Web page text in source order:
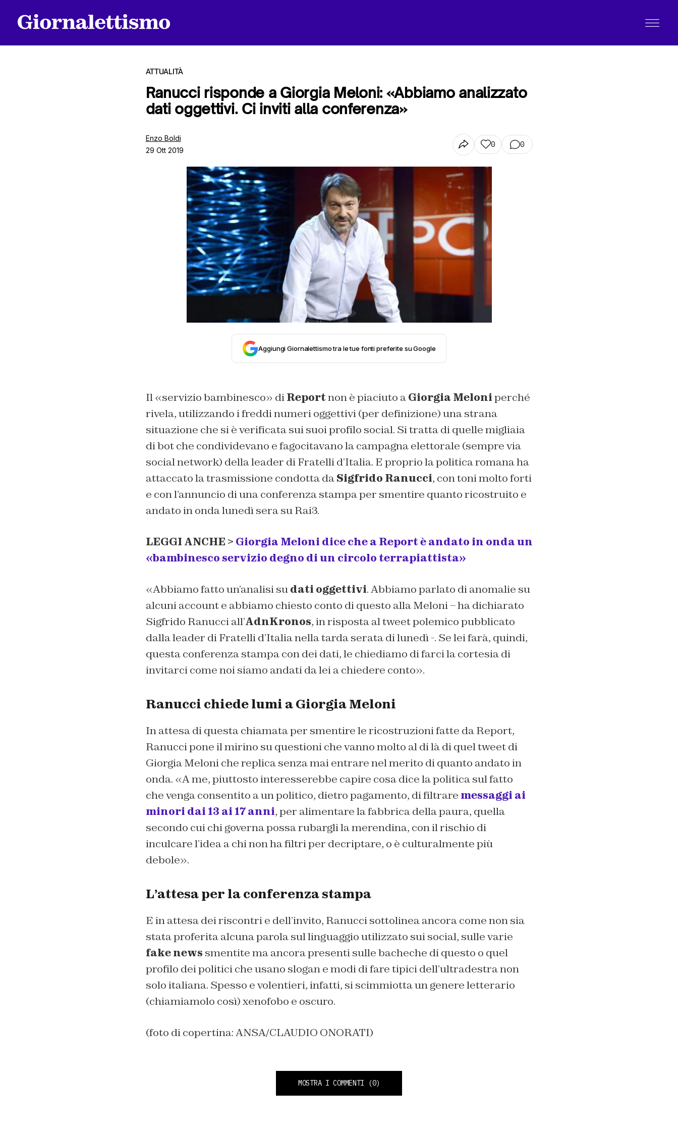
ATTUALITÀ
Ranucci risponde a Giorgia Meloni: «Abbiamo analizzato
dati oggettivi. Ci inviti alla conferenza»
Enzo Boldi
29 Ott 2019
0 0
Aggiungi Giornalettismo tra le tue fonti preferite su Google
Il «servizio bambinesco» diReportnon è piaciuto aGiorgia Meloniperché
rivela, utilizzando i freddi numeri oggettivi (per definizione) una strana
situazione che si è verificata sui suoi profilo social. Si tratta di quelle migliaia
di bot che condividevano e fagocitavano la campagna elettorale (sempre via
social network) della leader di Fratelli d’Italia. E proprio la politica romana ha
attaccato la trasmissione condotta daSigfrido Ranucci, con toni molto forti
e con l’annuncio di una conferenza stampa per smentire quanto ricostruito e
andato in onda lunedì sera su Rai3.
LEGGI ANCHE > Giorgia Meloni dice che a Report è andato in onda un
«bambinesco servizio degno di un circolo terrapiattista»
«Abbiamo fatto un’analisi sudati oggettivi. Abbiamo parlato di anomalie su
alcuni account e abbiamo chiesto conto di questo alla Meloni – ha dichiarato
Sigfrido Ranucci all’AdnKronos, in risposta al tweet polemico pubblicato
dalla leader di Fratelli d’Italia nella tarda serata di lunedì -. Se lei farà, quindi,
questa conferenza stampa con dei dati, le chiediamo di farci la cortesia di
invitarci come noi siamo andati da lei a chiedere conto».
Ranucci chiede lumi a Giorgia Meloni
In attesa di questa chiamata per smentire le ricostruzioni fatte da Report,
Ranucci pone il mirino su questioni che vanno molto al di là di quel tweet di
Giorgia Meloni che replica senza mai entrare nel merito di quanto andato in
onda. «A me, piuttosto interesserebbe capire cosa dice la politica sul fatto
che venga consentito a un politico, dietro pagamento, di filtrare messaggi ai
minori dai 13 ai 17 anni, per alimentare la fabbrica della paura, quella
secondo cui chi governa possa rubargli la merendina, con il rischio di
inculcare l’idea a chi non ha filtri per decriptare, o è culturalmente più
debole».
L’attesa per la conferenza stampa
E in attesa dei riscontri e dell’invito, Ranucci sottolinea ancora come non sia
stata proferita alcuna parola sul linguaggio utilizzato sui social, sulle varie
fake news smentite ma ancora presenti sulle bacheche di questo o quel
profilo dei politici che usano slogan e modi di fare tipici dell’ultradestra non
solo italiana. Spesso e volentieri, infatti, si scimmiotta un genere letterario
(chiamiamolo così) xenofobo e oscuro.
(foto di copertina: ANSA/CLAUDIO ONORATI)
MOSTRA I COMMENTI (0)